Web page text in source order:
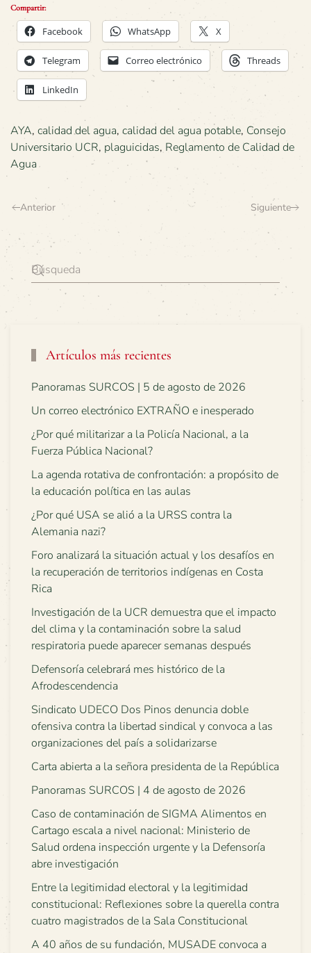
Compartir:
Facebook WhatsApp X
Telegram Correo electrónico Threads
LinkedIn
AYA, calidad del agua, calidad del agua potable, Consejo
Universitario UCR, plaguicidas, Reglamento de Calidad de
Agua
Anterior Siguiente
Artículos más recientes
Panoramas SURCOS | 5 de agosto de 2026
Un correo electrónico EXTRAÑO e inesperado
¿Por qué militarizar a la Policía Nacional, a la
Fuerza Pública Nacional?
La agenda rotativa de confrontación: a propósito de
la educación política en las aulas
¿Por qué USA se alió a la URSS contra la
Alemania nazi?
Foro analizará la situación actual y los desafíos en
la recuperación de territorios indígenas en Costa
Rica
Investigación de la UCR demuestra que el impacto
del clima y la contaminación sobre la salud
respiratoria puede aparecer semanas después
Defensoría celebrará mes histórico de la
Afrodescendencia
Sindicato UDECO Dos Pinos denuncia doble
ofensiva contra la libertad sindical y convoca a las
organizaciones del país a solidarizarse
Carta abierta a la señora presidenta de la República
Panoramas SURCOS | 4 de agosto de 2026
Caso de contaminación de SIGMA Alimentos en
Cartago escala a nivel nacional: Ministerio de
Salud ordena inspección urgente y la Defensoría
abre investigación
Entre la legitimidad electoral y la legitimidad
constitucional: Reflexiones sobre la querella contra
cuatro magistrados de la Sala Constitucional
A 40 años de su fundación, MUSADE convoca a